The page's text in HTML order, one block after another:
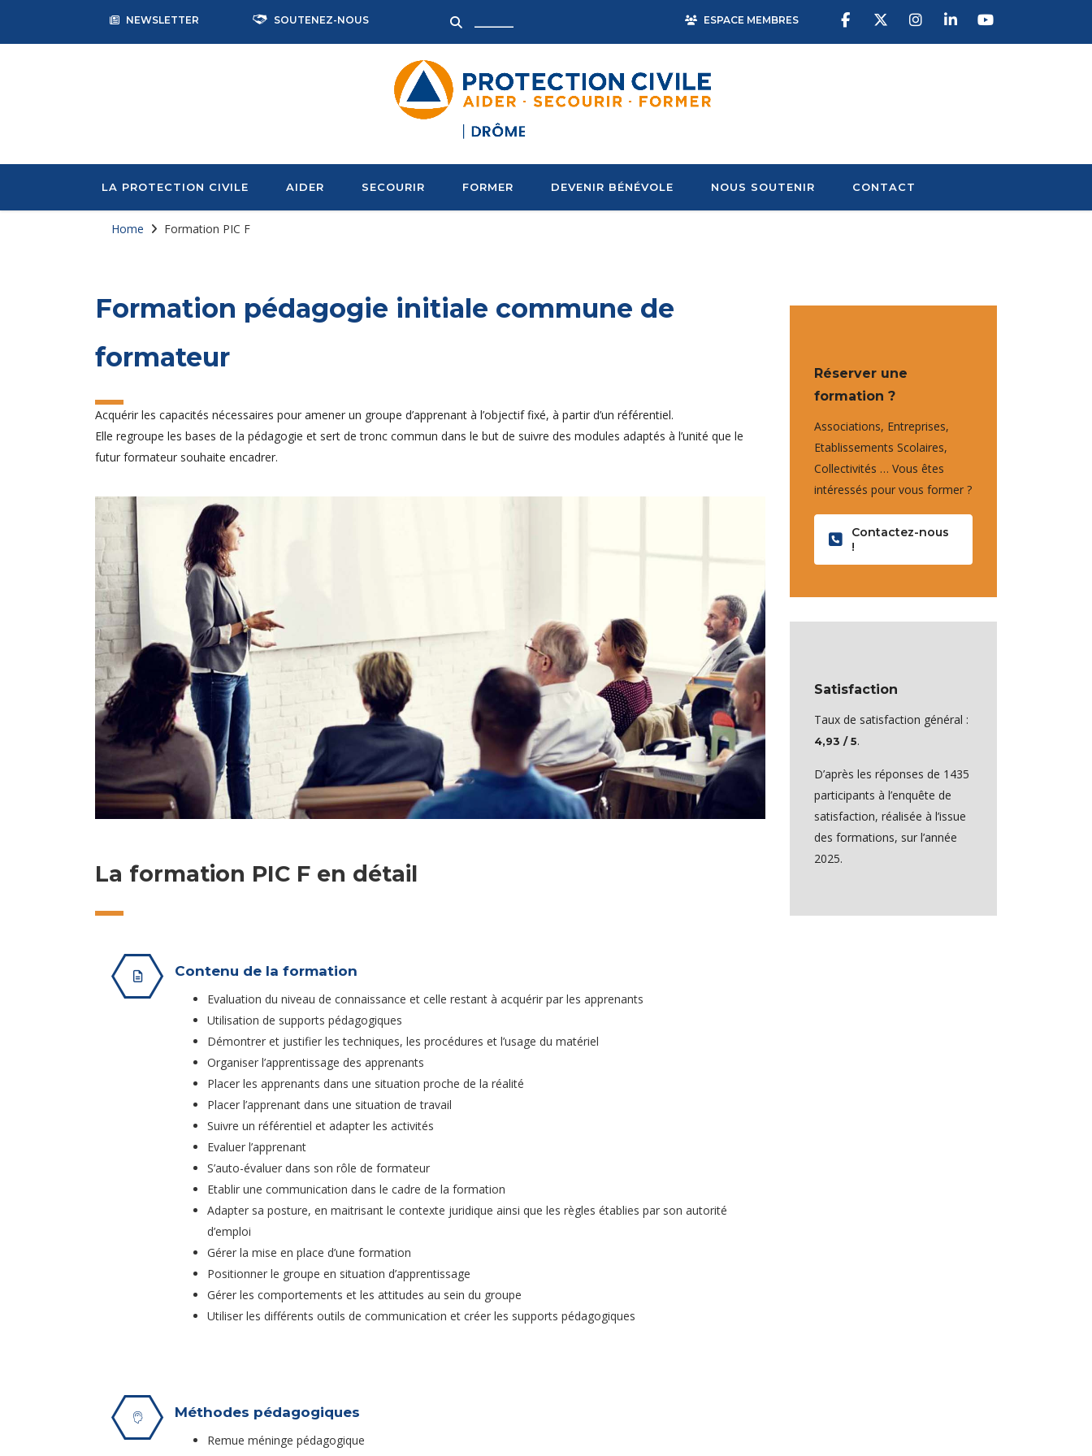
NEWSLETTER SOUTENEZ-NOUS ESPACE MEMBRES
LA PROTECTION CIVILE AIDER SECOURIR FORMER DEVENIR BÉNÉVOLE NOUS SOUTENIR CONTACT
Home Formation PIC F
Formation pédagogie initiale commune de
formateur
Acquérir les capacités nécessaires pour amener un groupe d’apprenant à l’objectif fixé, à partir d’un référentiel.
Elle regroupe les bases de la pédagogie et sert de tronc commun dans le but de suivre des modules adaptés à l’unité que le
futur formateur souhaite encadrer.
La formation PIC F en détail
Contenu de la formation
Evaluation du niveau de connaissance et celle restant à acquérir par les apprenants
Utilisation de supports pédagogiques
Démontrer et justifier les techniques, les procédures et l’usage du matériel
Organiser l’apprentissage des apprenants
Placer les apprenants dans une situation proche de la réalité
Placer l’apprenant dans une situation de travail
Suivre un référentiel et adapter les activités
Evaluer l’apprenant
S’auto-évaluer dans son rôle de formateur
Etablir une communication dans le cadre de la formation
Adapter sa posture, en maitrisant le contexte juridique ainsi que les règles établies par son autorité
d’emploi
Gérer la mise en place d’une formation
Positionner le groupe en situation d’apprentissage
Gérer les comportements et les attitudes au sein du groupe
Utiliser les différents outils de communication et créer les supports pédagogiques
Méthodes pédagogiques
Remue méninge pédagogique
Réserver une
formation ?
Associations, Entreprises,
Etablissements Scolaires,
Collectivités … Vous êtes
intéressés pour vous former ?
Contactez-nous
!
Satisfaction
Taux de satisfaction général :
4,93 / 5.
D’après les réponses de 1435
participants à l’enquête de
satisfaction, réalisée à l’issue
des formations, sur l’année
2025.